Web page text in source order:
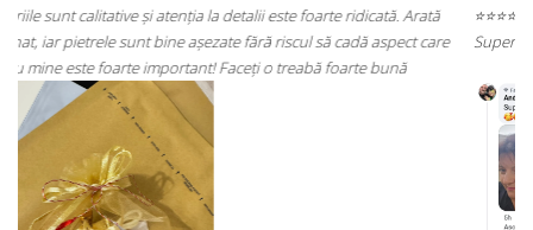
⭐⭐⭐⭐⭐
Super mulțumită!! Sunt superbi cerceii!!!